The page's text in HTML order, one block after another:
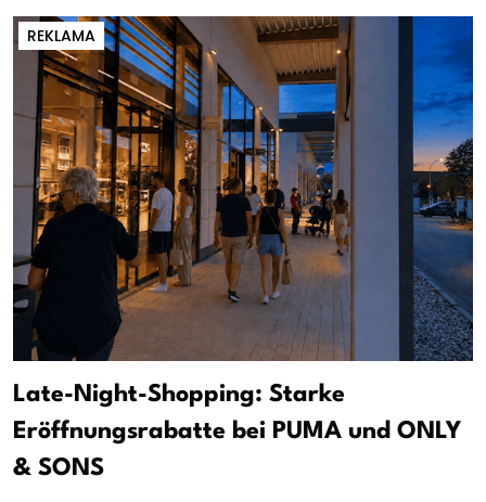
REKLAMA
Late-Night-Shopping: Starke
Eröffnungsrabatte bei PUMA und ONLY
& SONS